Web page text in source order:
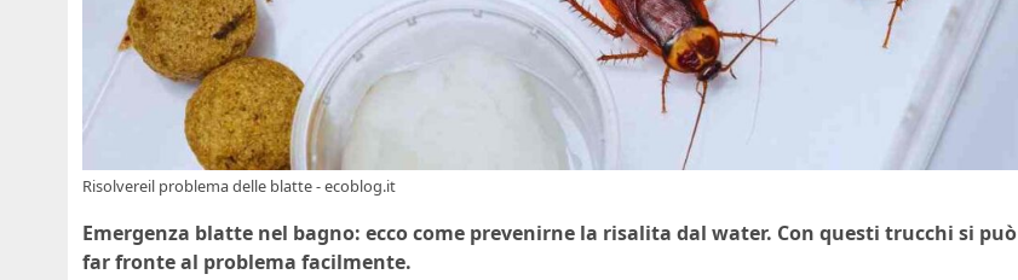
Risolvereil problema delle blatte - ecoblog.it
Emergenza blatte nel bagno: ecco come prevenirne la risalita dal water. Con questi trucchi si può
far fronte al problema facilmente.